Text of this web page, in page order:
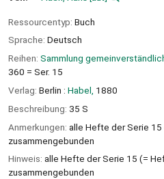
Ressourcentyp: Buch
Sprache: Deutsch
Reihen: Sammlung
360 = Ser. 15
Verlag: Berlin : Habel, 1880
Beschreibung: 35 S
Anmerkungen: alle Hefte der Serie
zusammengebunden
Hinweis: alle Hefte der Serie 15 (=
zusammengebunden